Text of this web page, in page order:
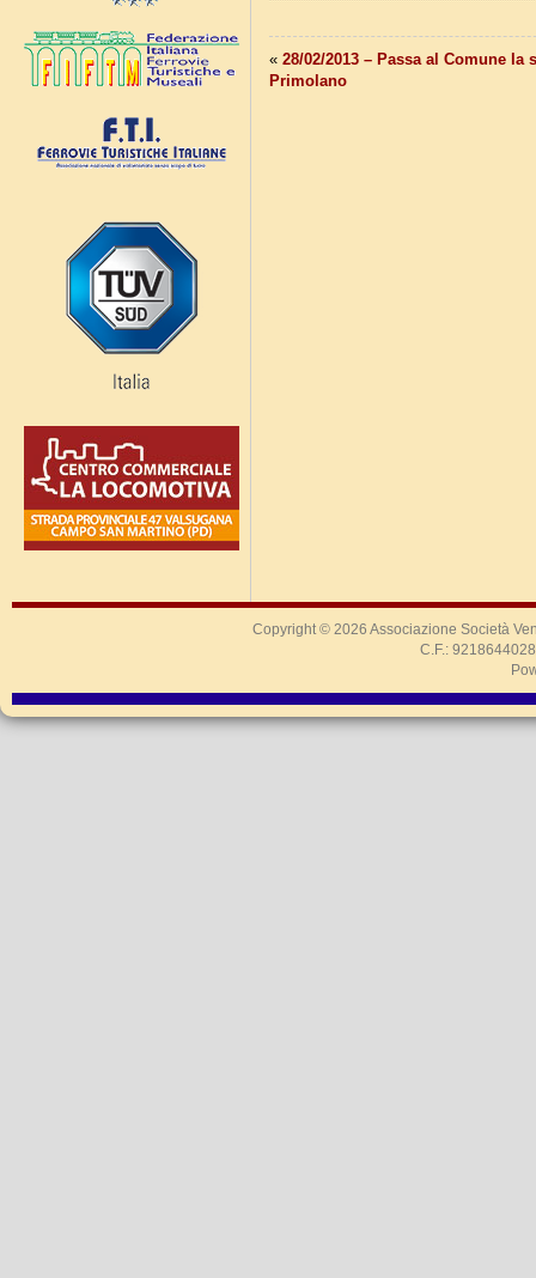
« 28/02/2013 – Passa al Comune la
Primolano
Copyright © 2026 Associazione Società
C.F.: